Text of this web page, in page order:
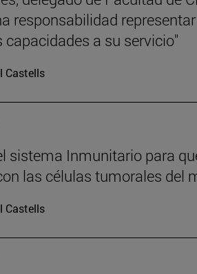
responsabilidad
capacidades a su servicio"
Castells
sistema Inmunitario para
las células tumorales del
Castells